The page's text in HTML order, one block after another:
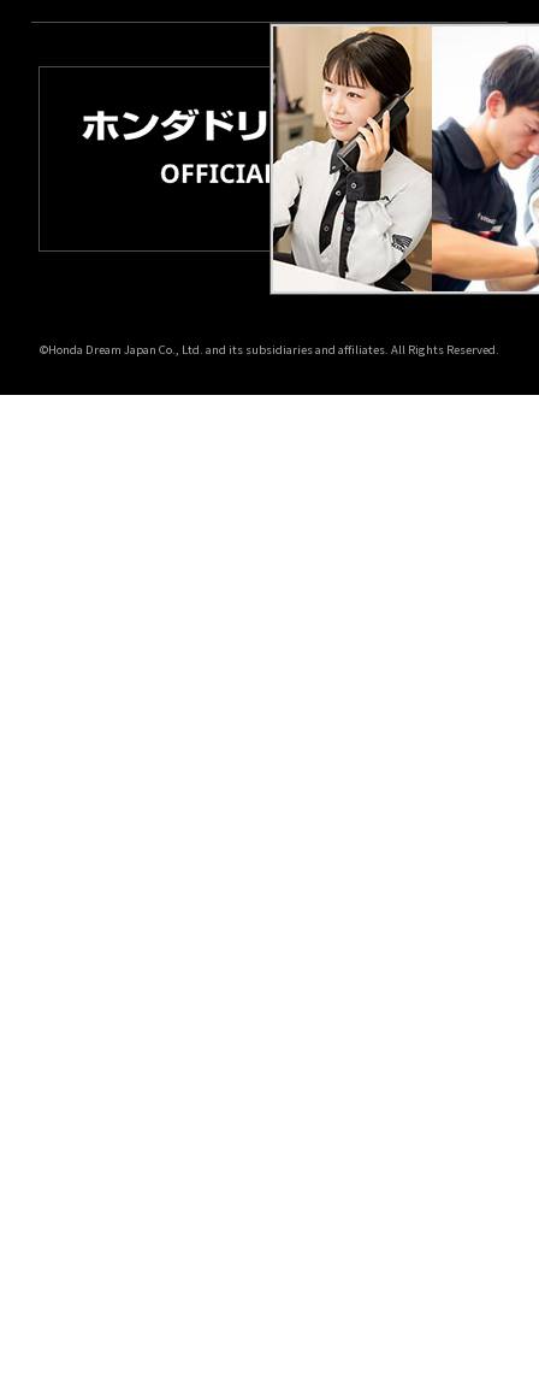
©Honda Dream Japan Co., Ltd. and its subsidiaries and affiliates. All Rights Reserved.